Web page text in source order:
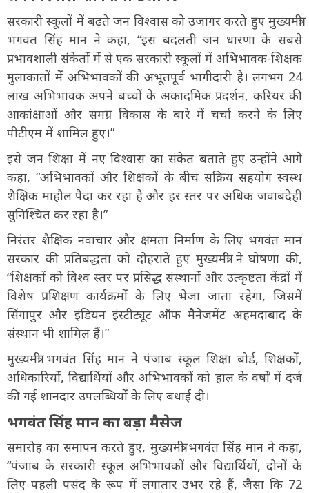
सरकारी स्कूलों में बढ़ते जन विश्वास को उजागर करते हुए मुख्यमंत्री
भगवंत सिंह मान ने कहा, “इस बदलती जन धारणा के सबसे
प्रभावशाली संकेतों में से एक सरकारी स्कूलों में अभिभावक-शिक्षक
मुलाकातों में अभिभावकों की अभूतपूर्व भागीदारी है। लगभग 24
लाख अभिभावक अपने बच्चों के अकादमिक प्रदर्शन, करियर की
आकांक्षाओं और समग्र विकास के बारे में चर्चा करने के लिए
पीटीएम में शामिल हुए।”
इसे जन शिक्षा में नए विश्वास का संकेत बताते हुए उन्होंने आगे
कहा, “अभिभावकों और शिक्षकों के बीच सक्रिय सहयोग स्वस्थ
शैक्षिक माहौल पैदा कर रहा है और हर स्तर पर अधिक जवाबदेही
सुनिश्चित कर रहा है।”
निरंतर शैक्षिक नवाचार और क्षमता निर्माण के लिए भगवंत मान
सरकार की प्रतिबद्धता को दोहराते हुए मुख्यमंत्री ने घोषणा की,
“शिक्षकों को विश्व स्तर पर प्रसिद्ध संस्थानों और उत्कृष्टता केंद्रों में
विशेष प्रशिक्षण कार्यक्रमों के लिए भेजा जाता रहेगा, जिसमें
सिंगापुर और इंडियन इंस्टीट्यूट ऑफ मैनेजमेंट अहमदाबाद के
संस्थान भी शामिल हैं।”
मुख्यमंत्री भगवंत सिंह मान ने पंजाब स्कूल शिक्षा बोर्ड, शिक्षकों,
अधिकारियों, विद्यार्थियों और अभिभावकों को हाल के वर्षों में दर्ज
की गई शानदार उपलब्धियों के लिए बधाई दी।
भगवंत सिंह मान का बड़ा मैसेज
समारोह का समापन करते हुए, मुख्यमंत्री भगवंत सिंह मान ने कहा,
“पंजाब के सरकारी स्कूल अभिभावकों और विद्यार्थियों, दोनों के
लिए पहली पसंद के रूप में लगातार उभर रहे हैं, जैसा कि 72